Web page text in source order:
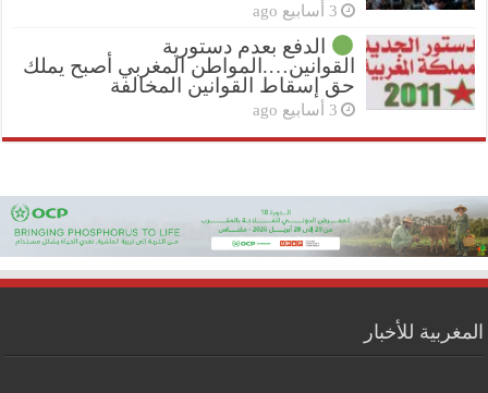
3 أسابيع ago
الدفع بعدم دستورية
القوانين….المواطن المغربي أصبح يملك
حق إسقاط القوانين المخالفة
3 أسابيع ago
المغربية للأخبار